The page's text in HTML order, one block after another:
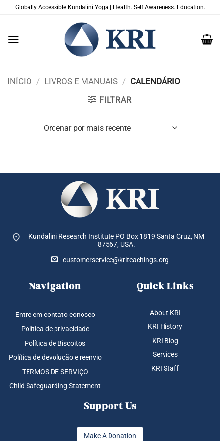
Globally Accessible Kundalini Yoga | Health. Self Awareness. Education.
INÍCIO / LIVROS E MANUAIS / CALENDÁRIO
FILTRAR
Kundalini Research Institute PO Box 1819 Santa Cruz, NM
87567, USA.
customerservice@kriteachings.org
Navigation
Entre em contato conosco
Política de privacidade
Política de Biscoitos
Política de devolução e reenvio
TERMOS DE SERVIÇO
Child Safeguarding Statement
Quick Links
About KRI
KRI History
KRI Blog
Services
KRI Staff
Support Us
Make A Donation